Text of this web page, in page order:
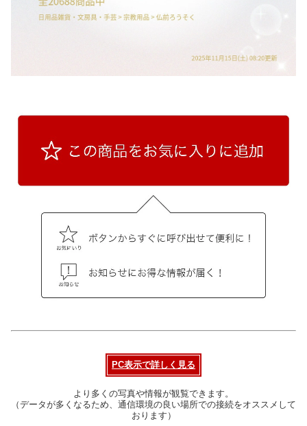
PC表示で詳しく見る
より多くの写真や情報が観覧できます。
（データが多くなるため、通信環境の良い場所での接続をオススメして
おります）